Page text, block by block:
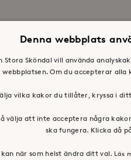
om
är
Skatteverket. Dessa
kyrkan
som helst. Kom som
Denna webbplats
Stora Sköndal vill använda
webbplatsen. Om du accepterar
vilka kakor du tillåter, kryssa i
välja att inte acceptera några
ska fungera. Klicka då
kan när som helst ändra ditt val. Läs